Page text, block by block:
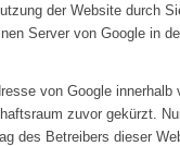
der Website durch
Server von Google in
von Google
zuvor gekürzt.
des Betreibers dieser